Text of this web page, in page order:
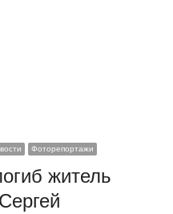
Фоторепортажи
житель